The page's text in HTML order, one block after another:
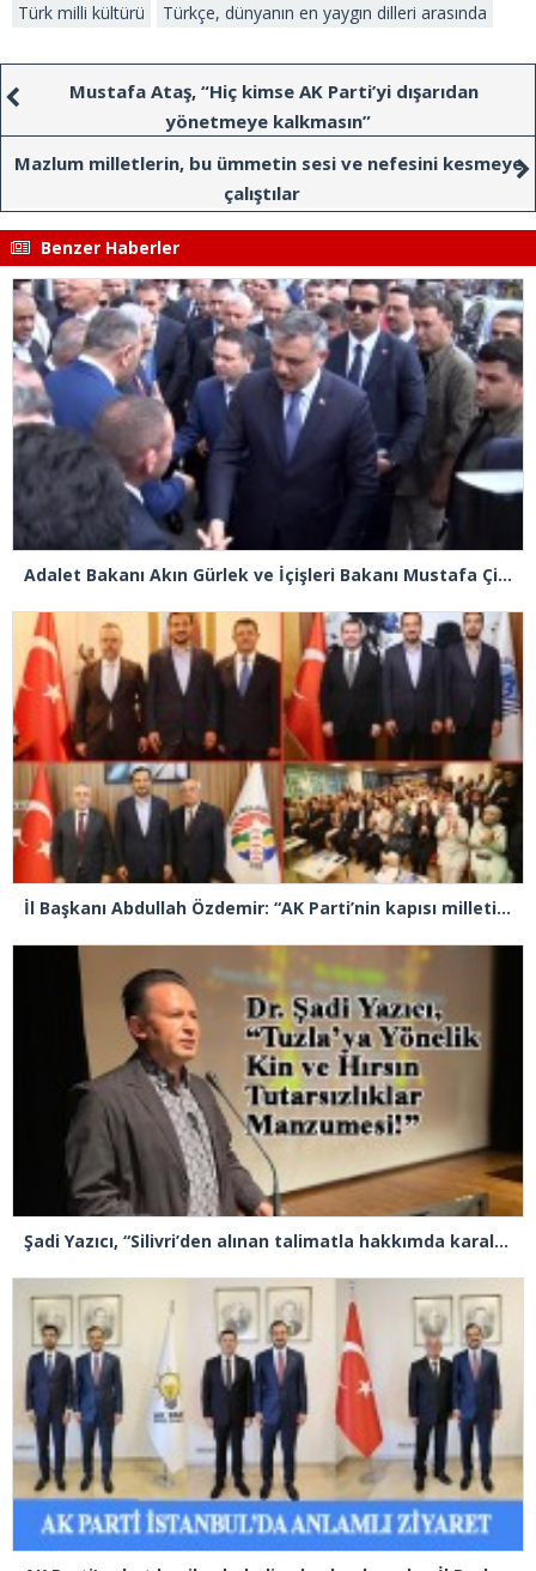
Türk milli kültürü
Türkçe, dünyanın en yaygın dilleri arasında
Mustafa Ataş, “Hiç kimse AK Parti’yi dışarıdan
yönetmeye kalkmasın”
Mazlum milletlerin, bu ümmetin sesi ve nefesini kesmeye
çalıştılar
Benzer Haberler
Adalet Bakanı Akın Gürlek ve İçişleri Bakanı Mustafa Çiftçi Esenyurt’ta
İl Başkanı Abdullah Özdemir: “AK Parti’nin kapısı milletine hizmet etmek isteyen herkese açıktır”
Şadi Yazıcı, “Silivri’den alınan talimatla hakkımda karalama kampanyası yürütülüyor”